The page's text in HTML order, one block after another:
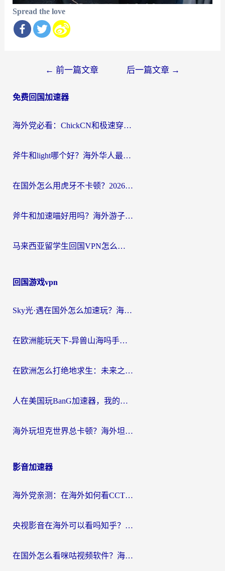
Spread the love
导
← 前一篇文章 后一篇文章 →
免费回国加速器
海外党必看：ChickCN和极速穿梭VPN好用吗？3招教你选对回国加速器无缝刷国内资源
斧牛和light哪个好？海外华人最关心的回国加速器选择难题，一篇讲透
在国外怎么用虎牙不卡顿？2026海外华人亲测有效的回国加速器选择指南
斧牛和加速喵好用吗？海外游子的真实选择困境
马来西亚留学生回国VPN怎么选？3个避坑点+1款实测好用的加速器推荐
回国游戏vpn
Sky光·遇在国外怎么加速玩？海外党亲测有效的国服游戏加速指南
在欧洲能玩天下-异兽山海吗手游？海外玩家的加速器生存指南
在欧洲怎么打绝地求生：未来之役不卡？留学生亲测的加速器避坑指南
人在美国玩BanG加速器，我的延迟终于绿了
海外玩坦克世界总卡顿？海外坦克世界加速器有哪些？实测好用的选择在这里
影音加速器
海外党亲测：在海外如何看CCTV？告别“仅限大陆播放”的实用指南
央视影音在海外可以看吗知乎？留学生亲测：3步解决地域限制+追剧自由
在国外怎么看咪咕视频软件？海外党亲测有效的回国加速方案